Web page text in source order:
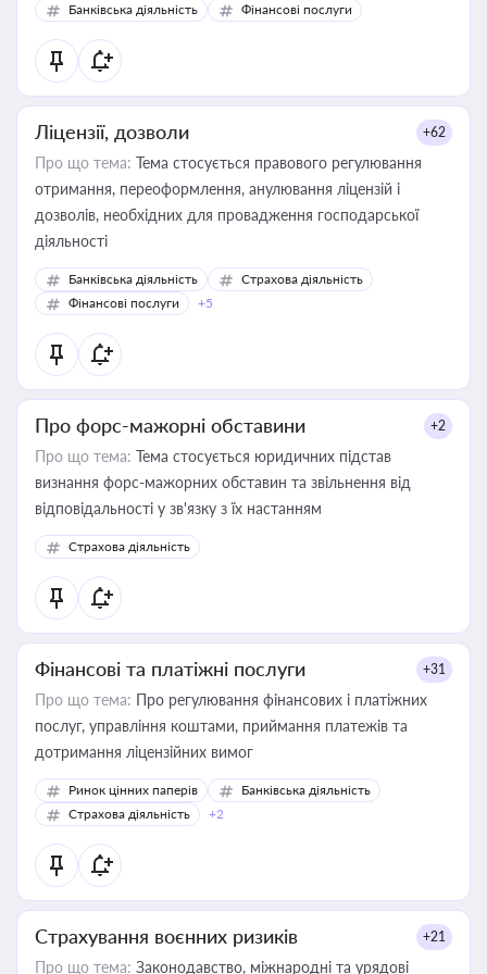
Банківська діяльність Фінансові послуги
Ліцензії, дозволи +62
Про що тема: Тема стосується правового регулювання
отримання, переоформлення, анулювання ліцензій і
дозволів, необхідних для провадження господарської
діяльності
Банківська діяльність
Страхова діяльність
Фінансові послуги
+5
Про форс-мажорні обставини +2
Про що тема: Тема стосується юридичних підстав
визнання форс-мажорних обставин та звільнення від
відповідальності у зв'язку з їх настанням
Страхова діяльність
Фінансові та платіжні послуги +31
Про що тема: Про регулювання фінансових і платіжних
послуг, управління коштами, приймання платежів та
дотримання ліцензійних вимог
Ринок цінних паперів
Банківська діяльність
Страхова діяльність
+2
Страхування воєнних ризиків +21
Про що тема: Законодавство, міжнародні та урядові